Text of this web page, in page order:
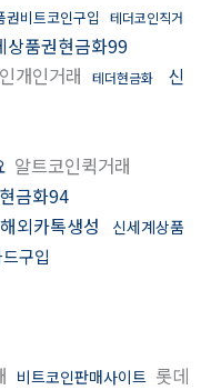
권비트코인구입
테더코인직거
상품권현금화99
개인거래 테더현금화
신
알트코인퀵거래
금화94
해외카톡생성
신세계상품
구입
비트코인판매사이트 롯데